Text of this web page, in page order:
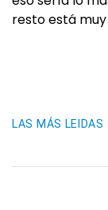
resto está muy
LAS MÁS LEIDAS